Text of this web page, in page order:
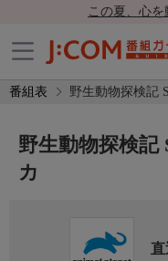
この夏、心
番組表 野生動物探検記
野生動物探検記
カ